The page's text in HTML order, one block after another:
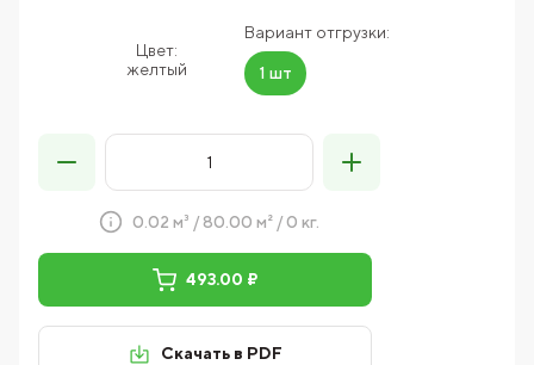
Цвет:
желтый
Вариант отгрузки:
1 шт
0.02 м³ / 80.00 м² / 0 кг.
493.00 ₽
Скачать в PDF